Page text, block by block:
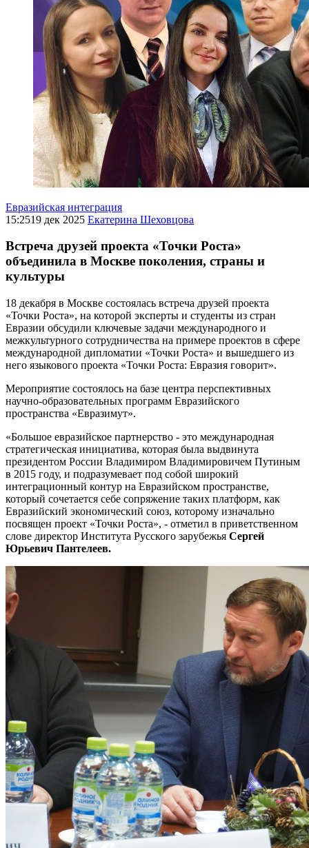
Евразийская интеграция
15:2519 дек 2025 Екатерина Шеховцова
Встреча друзей проекта «Точки Роста»
объединила в Москве поколения, страны и
культуры
18 декабря в Москве состоялась встреча друзей проекта
«Точки Роста», на которой эксперты и студенты из стран
Евразии обсудили ключевые задачи международного и
межкультурного сотрудничества на примере проектов в сфере
международной дипломатии «Точки Роста» и вышедшего из
него языкового проекта «Точки Роста: Евразия говорит».
Мероприятие состоялось на базе центра перспективных
научно-образовательных программ Евразийского
пространства «Евразимут».
«Большое евразийское партнерство - это международная
стратегическая инициатива, которая была выдвинута
президентом России Владимиром Владимировичем Путиным
в 2015 году, и подразумевает под собой широкий
интеграционный контур на Евразийском пространстве,
который сочетается себе сопряжение таких платформ, как
Евразийский экономический союз, которому изначально
посвящен проект «Точки Роста», - отметил в приветственном
слове директор Института Русского зарубежья Сергей
Юрьевич Пантелеев.